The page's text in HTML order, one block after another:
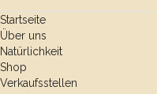
Startseite
Über uns
Natürlichkeit
Shop
Verkaufsstellen